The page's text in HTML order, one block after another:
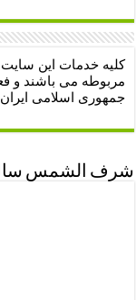
کلیه خدمات این
مربوطه می باشند و
جمهوری اسلامی
شرف الشمس سال